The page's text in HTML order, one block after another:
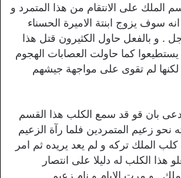
الملك على الانتقام من هذا المتمرد و
سوف يزوج ابنتة الاميرة الحسناء
. و بالفعل حاول الكثيرون قتل هذا
يستطيعوا كما حاولت العصابات الهجوم
لكنها لم تقوى على مواجهة جيشهم
بان قو قد سمع الكلب هذا القسم
زعيم المتمردين فلما رآة الزعيم
الملك تركه و لم يعد يريده ثم امر
هذا الكلب له دليلا على انتصار
. و مرت الايام و نام زعيم